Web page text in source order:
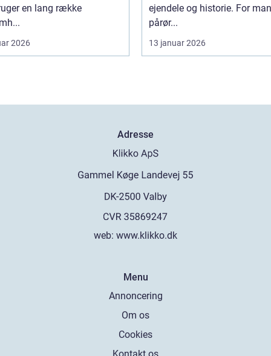
en lang række
2026
ejendele og historie. For
pårør...
13 januar 2026
Adresse
web: www.klikko.dk
Menu
Annoncering
Om os
Cookies